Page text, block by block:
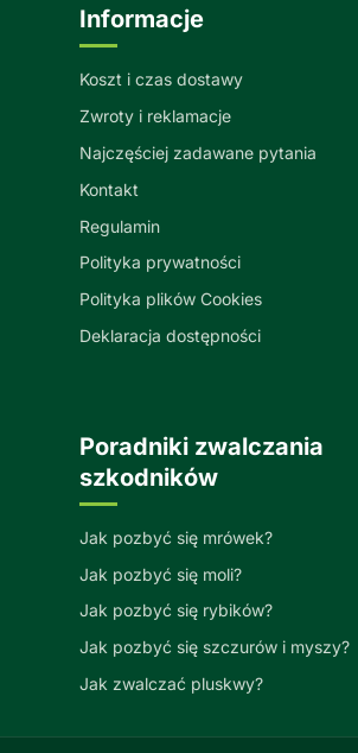
Informacje
Koszt i czas dostawy
Zwroty i reklamacje
Najczęściej zadawane pytania
Kontakt
Regulamin
Polityka prywatności
Polityka plików Cookies
Deklaracja dostępności
Poradniki zwalczania
szkodników
Jak pozbyć się mrówek?
Jak pozbyć się moli?
Jak pozbyć się rybików?
Jak pozbyć się szczurów i myszy?
Jak zwalczać pluskwy?